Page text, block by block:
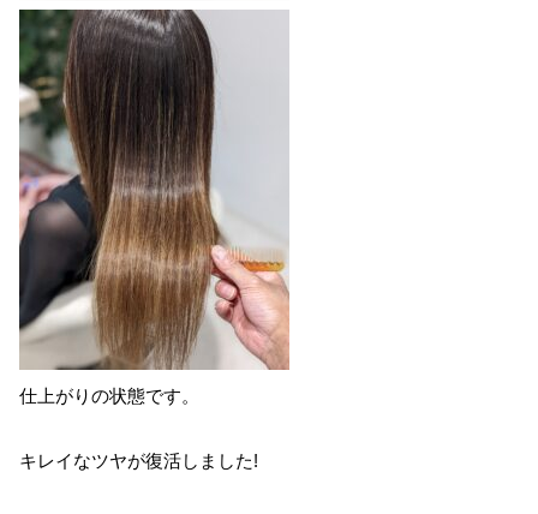
仕上がりの状態です。
キレイなツヤが復活しました!